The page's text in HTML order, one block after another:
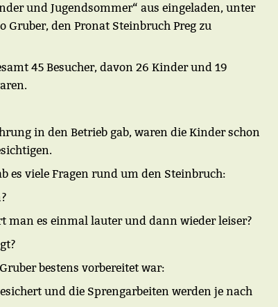
und Jugendsommer“ aus eingeladen, unter
den Pronat Steinbruch Preg zu
45 Besucher, davon 26 Kinder und 19
in den Betrieb gab, waren die Kinder schon
es viele Fragen rund um den Steinbruch:
es einmal lauter und dann wieder leiser?
bestens vorbereitet war:
und die Sprengarbeiten werden je nach